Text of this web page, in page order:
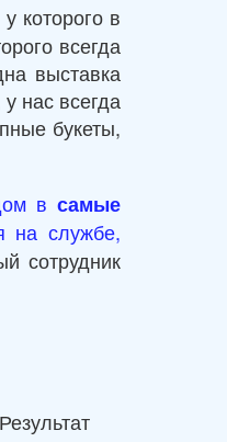
которого в
всегда
выставка
нас всегда
букеты,
всамые
на службе,
сотрудник